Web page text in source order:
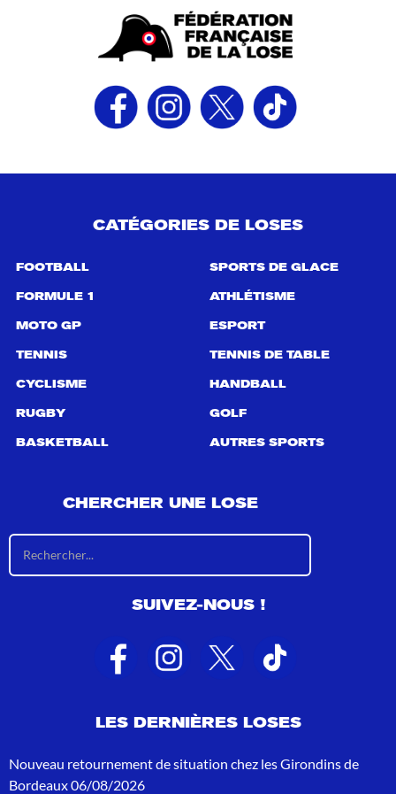
CATÉGORIES DE LOSES
FOOTBALL
FORMULE 1
MOTO GP
TENNIS
CYCLISME
RUGBY
BASKETBALL
SPORTS DE GLACE
ATHLÉTISME
ESPORT
TENNIS DE TABLE
HANDBALL
GOLF
AUTRES SPORTS
CHERCHER UNE LOSE
s
l
a
t
s
r
c
SUIVEZ-NOUS !
LES DERNIÈRES LOSES
Nouveau retournement de situation chez les Girondins de
Bordeaux06/08/2026